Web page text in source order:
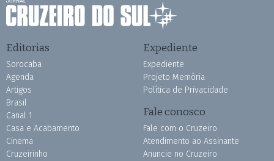
Editorias
Sorocaba
Agenda
Artigos
Brasil
Canal 1
Casa e Acabamento
Cinema
Cruzeirinho
Expediente
Expediente
Projeto Memória
Política de Privacidade
Fale conosco
Fale com o Cruzeiro
Atendimento ao Assinante
Anuncie no Cruzeiro